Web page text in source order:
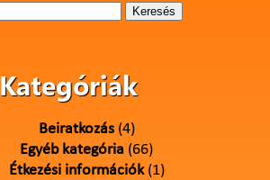
Kategóriák
Beiratkozás(4)
Egyéb kategória (66)
Étkezési információk(1)